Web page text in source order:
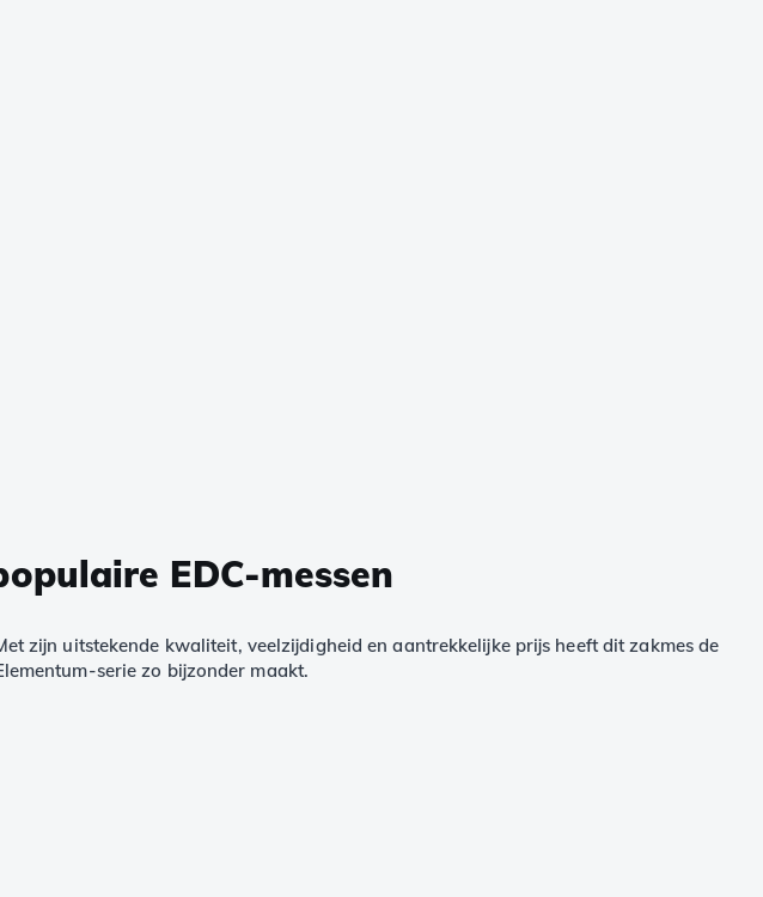
EDC-messen
zijn uitstekende kwaliteit, veelzijdigheid en aantrekkelijke prijs heeft dit zakmes de
serie zo bijzonder maakt.